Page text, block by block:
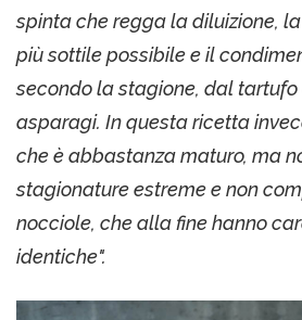
spinta che regga la diluizione,
più sottile possibile e il
secondo la stagione, dal
asparagi. In questa ricetta
che è abbastanza maturo, ma
stagionature estreme e non
nocciole, che alla fine hanno
identiche".